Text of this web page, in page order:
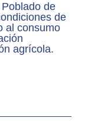
de
de
al consumo
agrícola.